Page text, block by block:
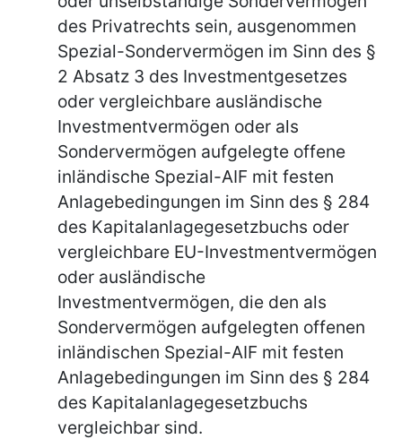
des Privatrechts sein, ausgenommen
Spezial-Sondervermögen im Sinn des §
2 Absatz 3 des Investmentgesetzes
oder vergleichbare ausländische
Investmentvermögen oder als
Sondervermögen aufgelegte offene
inländische Spezial-AIF mit festen
Anlagebedingungen im Sinn des § 284
des Kapitalanlagegesetzbuchs oder
vergleichbare EU-Investmentvermögen
oder ausländische
Investmentvermögen, die den als
Sondervermögen aufgelegten offenen
inländischen Spezial-AIF mit festen
Anlagebedingungen im Sinn des § 284
des Kapitalanlagegesetzbuchs
vergleichbar sind.